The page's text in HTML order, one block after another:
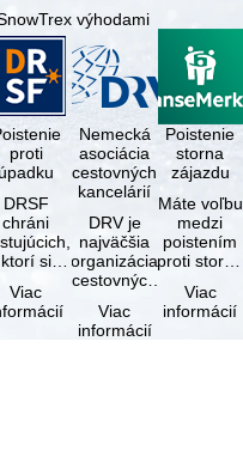
výhodami
proti
úpadku
DRSF
chráni
ktorí si
zájazd
alebo
Viac
Nemecká
asociácia
cestovných
kancelárií
DRV je
najväčšia
organizácia
cestovných
organizátorov
zájazdov v …
Viac
informácií
Poistenie
storna
zájazdu
Máte voľbu
medzi
poistením
proti stornu
cestovným
Viac
informácií